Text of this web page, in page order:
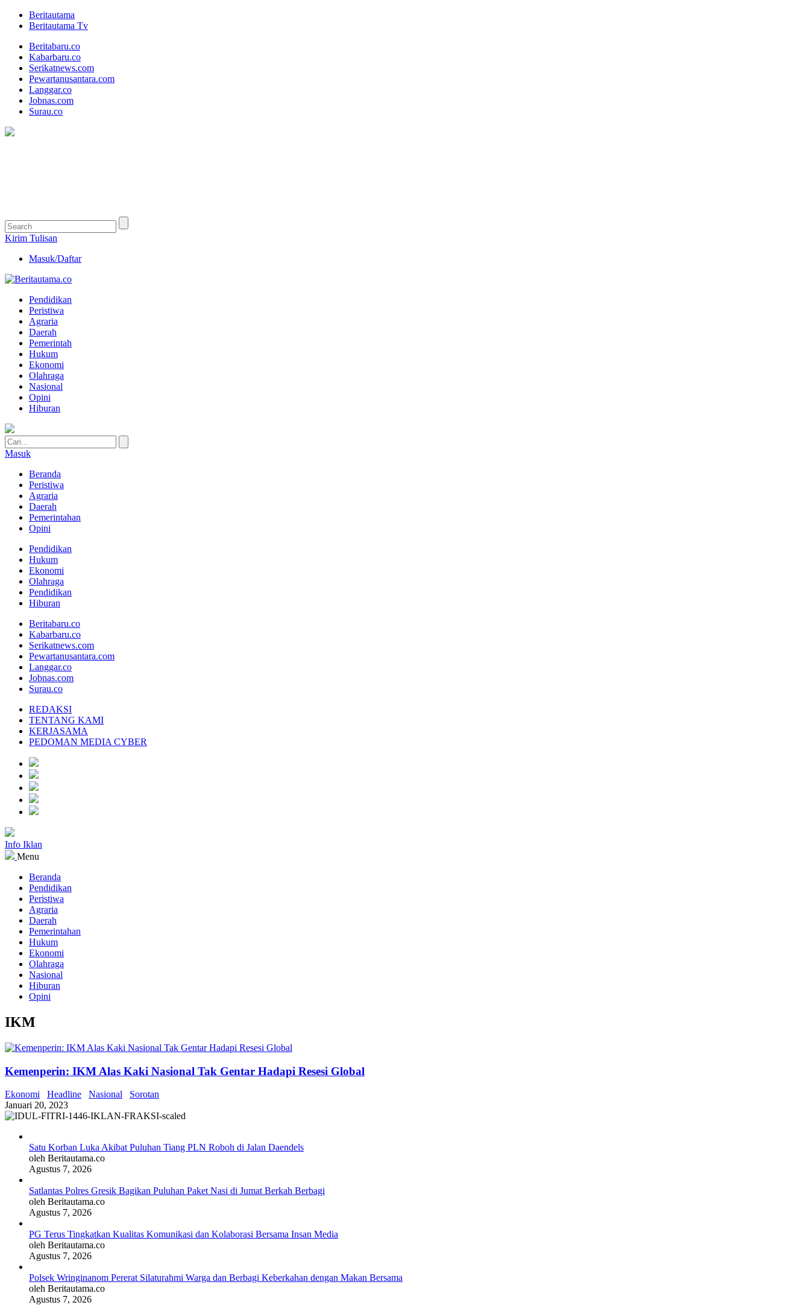
Beritautama
Beritautama Tv
Beritabaru.co
Kabarbaru.co
Serikatnews.com
Pewartanusantara.com
Langgar.co
Jobnas.com
Surau.co
Kirim Tulisan
Masuk/Daftar
Pendidikan
Peristiwa
Agraria
Daerah
Pemerintah
Hukum
Ekonomi
Olahraga
Nasional
Opini
Hiburan
Masuk
Beranda
Peristiwa
Agraria
Daerah
Pemerintahan
Opini
Pendidikan
Hukum
Ekonomi
Olahraga
Pendidikan
Hiburan
Beritabaru.co
Kabarbaru.co
Serikatnews.com
Pewartanusantara.com
Langgar.co
Jobnas.com
Surau.co
REDAKSI
TENTANG KAMI
KERJASAMA
PEDOMAN MEDIA CYBER
Info Iklan
Menu
Beranda
Pendidikan
Peristiwa
Agraria
Daerah
Pemerintahan
Hukum
Ekonomi
Olahraga
Nasional
Hiburan
Opini
IKM
Kemenperin: IKM Alas Kaki Nasional Tak Gentar Hadapi Resesi Global
Ekonomi Headline Nasional
Sorotan
Januari 20, 2023
Satu Korban Luka Akibat Puluhan Tiang PLN Roboh di Jalan Daendels
oleh Beritautama.co
Agustus 7, 2026
Satlantas Polres Gresik Bagikan Puluhan Paket Nasi di Jumat Berkah Berbagi
oleh Beritautama.co
Agustus 7, 2026
PG Terus Tingkatkan Kualitas Komunikasi dan Kolaborasi Bersama Insan Media
oleh Beritautama.co
Agustus 7, 2026
Polsek Wringinanom Pererat Silaturahmi Warga dan Berbagi Keberkahan dengan Makan Bersama
oleh Beritautama.co
Agustus 7, 2026